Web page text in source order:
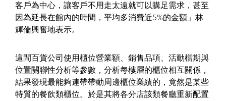
客戶為中心，讓客戶不用走太遠就可以購足需求，甚至
因為延長在館內的時間，平均多消費近5%的金額」林
輝倫興奮地表示。
這間百貨公司使用櫃位營業額、銷售品項、活動檔期與
位置關聯性分析等參數，分析每樓層的櫃位相互關係，
結果發現最能夠連帶帶動周邊櫃位業績的，竟然是某些
特質的餐飲類櫃位。於是其將各分店該類餐廳重新配置